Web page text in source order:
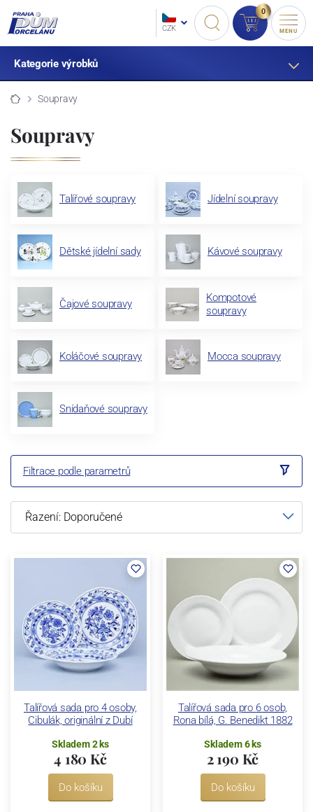
CZK
0
MENU
Kategorie výrobků
Soupravy
Soupravy
Talířové soupravy Jídelní soupravy
Dětské jídelní sady Kávové soupravy
Čajové soupravy
Kompotové
soupravy
Koláčové soupravy Mocca soupravy
Snídaňové soupravy
Filtrace podle parametrů
Talířová sada pro 4 osoby,
Cibulák, originální z Dubí
Skladem 2 ks
4 180 Kč
Do košíku
Talířová sada pro 6 osob,
Rona bílá, G. Benedikt 1882
Skladem 6 ks
2 190 Kč
Do košíku